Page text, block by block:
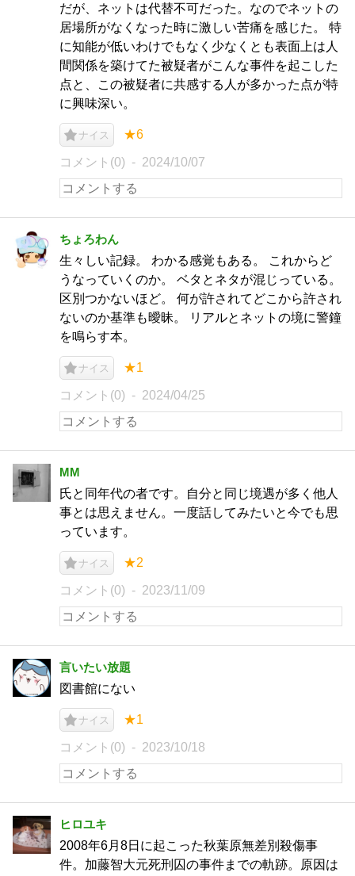
だが、ネットは代替不可だった。なのでネットの
居場所がなくなった時に激しい苦痛を感じた。 特
に知能が低いわけでもなく少なくとも表面上は人
間関係を築けてた被疑者がこんな事件を起こした
点と、この被疑者に共感する人が多かった点が特
に興味深い。
ナイス ★6
コメント(0) 2024/10/07
ちょろわん
生々しい記録。 わかる感覚もある。 これからど
うなっていくのか。 ベタとネタが混じっている。
区別つかないほど。 何が許されてどこから許され
ないのか基準も曖昧。 リアルとネットの境に警鐘
を鳴らす本。
ナイス ★1
コメント(0) 2024/04/25
MM
氏と同年代の者です。自分と同じ境遇が多く他人
事とは思えません。一度話してみたいと今でも思
っています。
ナイス ★2
コメント(0) 2023/11/09
言いたい放題
図書館にない
ナイス ★1
コメント(0) 2023/10/18
ヒロユキ
2008年6月8日に起こった秋葉原無差別殺傷事
件。加藤智大元死刑囚の事件までの軌跡。原因は